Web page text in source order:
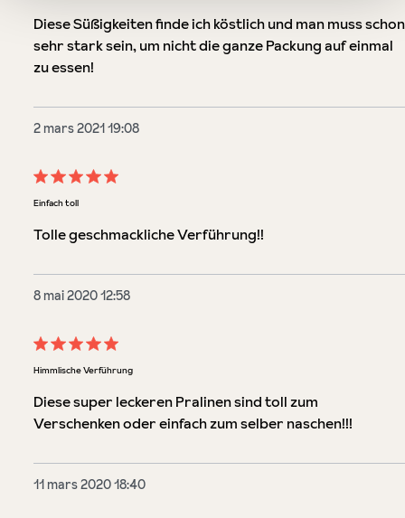
Diese Süßigkeiten finde ich köstlich und man muss schon
sehr stark sein, um nicht die ganze Packung auf einmal
zu essen!
2 mars 2021 19:08
Évaluation avec une note de 5 sur 5 étoiles
Einfach toll
Tolle geschmackliche Verführung!!
8 mai 2020 12:58
Évaluation avec une note de 5 sur 5 étoiles
Himmlische Verführung
Diese super leckeren Pralinen sind toll zum
Verschenken oder einfach zum selber naschen!!!
11 mars 2020 18:40